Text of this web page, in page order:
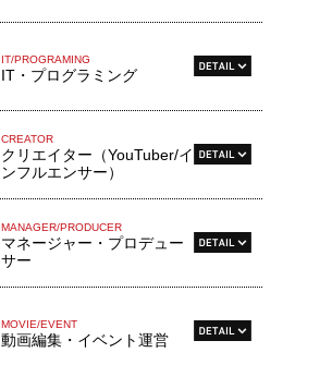
IT/PROGRAMING
IT・プログラミング
CREATOR
クリエイター（YouTuber/イ
ンフルエンサー）
MANAGER/PRODUCER
マネージャー・プロデュー
サー
MOVIE/EVENT
動画編集・イベント運営